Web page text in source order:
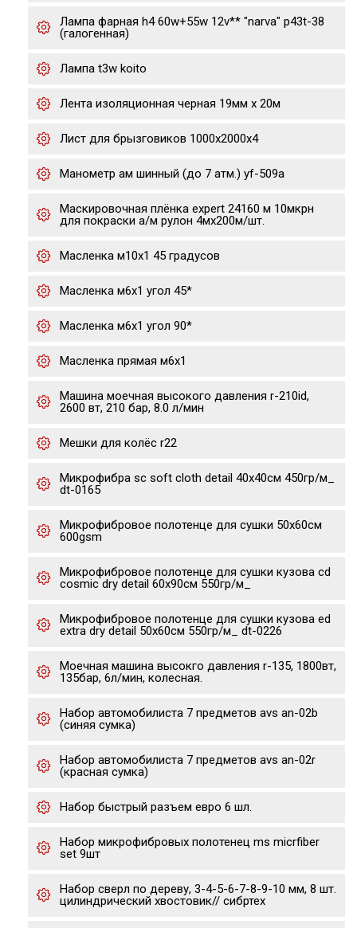
Лампа фарная h4 60w+55w 12v** "narva" p43t-38
(галогенная)
Лампа t3w koito
Лента изоляционная черная 19мм х 20м
Лист для брызговиков 1000х2000х4
Манометр ам шинный (до 7 атм.) yf-509a
Маскировочная плёнка expert 24160 м 10мкрн
для покраски а/м рулон 4мх200м/шт.
Масленка м10х1 45 градусов
Масленка м6х1 угол 45*
Масленка м6х1 угол 90*
Масленка прямая м6х1
Машина моечная высокого давления r-210id,
2600 вт, 210 бар, 8.0 л/мин
Мешки для колёс r22
Микрофибра sc soft cloth detail 40х40см 450гр/м_
dt-0165
Микрофибровое полотенце для сушки 50x60см
600gsm
Микрофибровое полотенце для сушки кузова cd
cosmic dry detail 60х90см 550гр/м_
Микрофибровое полотенце для сушки кузова ed
extra dry detail 50х60см 550гр/м_ dt-0226
Моечная машина высокго давления r-135, 1800вт,
135бар, 6л/мин, колесная.
Набор автомобилиста 7 предметов avs an-02b
(синяя сумка)
Набор автомобилиста 7 предметов avs an-02r
(красная сумка)
Набор быстрый разъем евро 6 шл.
Набор микрофибровых полотенец ms micrfiber
set 9шт
Набор сверл по дереву, 3-4-5-6-7-8-9-10 мм, 8 шт.
цилиндрический хвостовик// сибртех